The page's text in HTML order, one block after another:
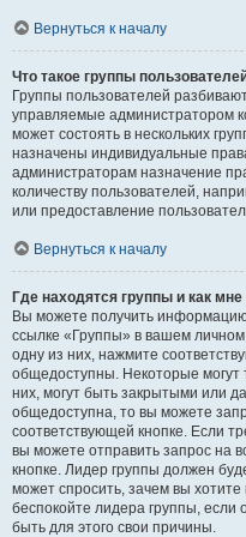
Вернуться к началу
Что такое группы
Группы пользователей
управляемые администратором
может состоять в нескольких
назначены индивидуальные
администраторам назначение
количеству пользователей,
или предоставление
Вернуться к началу
Где находятся группы и как мне
Вы можете получить
ссылке «Группы» в вашем
одну из них, нажмите
общедоступны. Некоторые могут
них, могут быть закрытыми или
общедоступна, то вы можете
соответствующей кнопке. Если
вы можете отправить запрос на
кнопке. Лидер группы должен
может спросить, зачем вы
беспокойте лидера группы, если
быть для этого свои причины.